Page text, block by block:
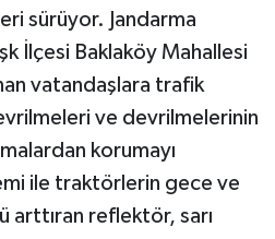
sürüyor. Jandarma
İlçesi Baklaköy Mahallesi
vatandaşlara trafik
ve devrilmelerinin
korumayı
ile traktörlerin gece ve
arttıran reflektör, sarı